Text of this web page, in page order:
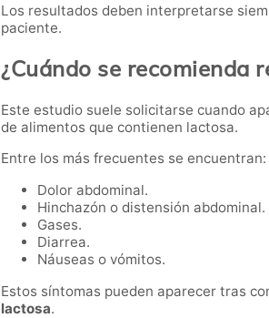
Los resultados deben interpretarse
paciente.
¿Cuándo se recomienda
Este estudio suele solicitarse cuando
de alimentos que contienen lactosa.
Entre los más frecuentes se encuentran:
Dolor abdominal.
Hinchazón o distensión abdominal.
Gases.
Diarrea.
Náuseas o vómitos.
Estos síntomas pueden aparecer tras
lactosa.